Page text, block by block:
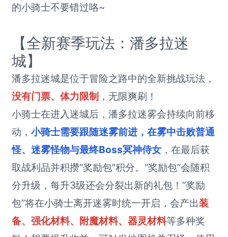
的小骑士不要错过咯~
【全新赛季玩法：潘多拉迷
城】
潘多拉迷城是位于冒险之路中的全新挑战玩法，
没有门票、体力限制 ，无限爽刷！
小骑士在进入迷城后，潘多拉迷雾会持续向前移
动， 小骑士需要跟随迷雾前进，在雾中击败普通
怪、迷雾怪物与最终Boss冥神侍女，在最后获
取战利品并积攒“奖励包”积分。“奖励包”会随积
分升级，每升3级还会分裂出新的礼包！“奖励
包”将在小骑士离开迷雾时统一开启，会产出装
备、强化材料、附魔材料、器灵材料等多种奖